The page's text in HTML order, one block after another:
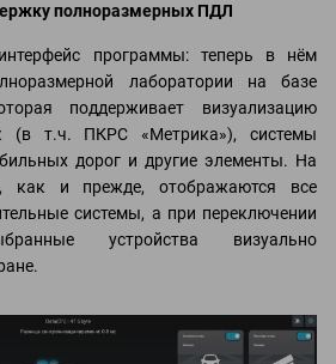
полноразмерных ПДЛ
программы: теперь в нём
лаборатории на базе
поддерживает визуализацию
(в т.ч. ПКРС «Метрика»), системы
дорог и другие элементы. На
как и прежде, отображаются все
системы, а при переключении
устройства визуально